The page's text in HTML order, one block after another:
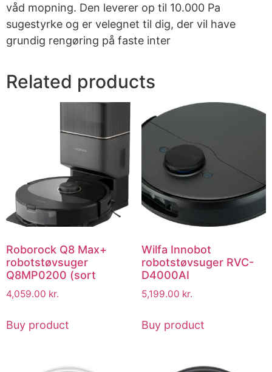
våd mopning. Den leverer op til 10.000 Pa
sugestyrke og er velegnet til dig, der vil have
grundig rengøring på faste inter
Related products
Roborock Q8 Max+
robotstøvsuger
Q8MP0200 (sort
4,059.00 kr.
Buy product
Wilfa Innobot
robotstøvsuger RVC-
D4000AI
5,199.00 kr.
Buy product